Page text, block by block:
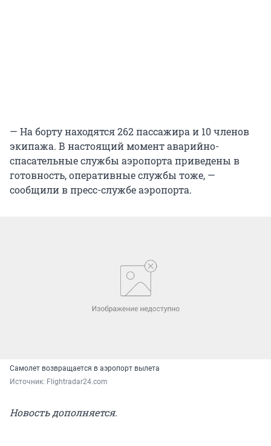
— На борту находятся 262 пассажира и 10 членов
экипажа. В настоящий момент аварийно-
спасательные службы аэропорта приведены в
готовность, оперативные службы тоже, —
сообщили в пресс-службе аэропорта.
Самолет возвращается в аэропорт вылета
Источник: Flightradar24.com
Новость дополняется.